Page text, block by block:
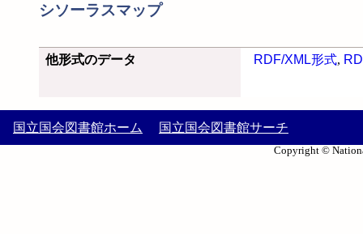
シソーラスマップ
他形式のデータ RDF/XML形式,
国立国会図書館ホーム 国立国会図書館サーチ
Copyright ©